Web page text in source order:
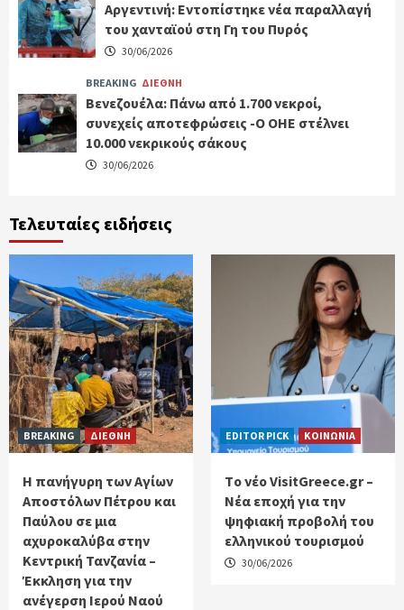
Αργεντινή: Εντοπίστηκε νέα παραλλαγή
του χανταϊού στη Γη του Πυρός
30/06/2026
BREAKING ΔΙΕΘΝΗ
Βενεζουέλα: Πάνω από 1.700 νεκροί,
συνεχείς αποτεφρώσεις -Ο ΟΗΕ στέλνει
10.000 νεκρικούς σάκους
30/06/2026
Τελευταίες ειδήσεις
BREAKING ΔΙΕΘΝΗ
Η πανήγυρη των Αγίων
Αποστόλων Πέτρου και
Παύλου σε μια
αχυροκαλύβα στην
Κεντρική Τανζανία –
Έκκληση για την
ανέγερση Ιερού Ναού
EDITOR PICK ΚΟΙΝΩΝΙΑ
Tο νέο VisitGreece.gr –
Νέα εποχή για την
ψηφιακή προβολή του
ελληνικού τουρισμού
30/06/2026